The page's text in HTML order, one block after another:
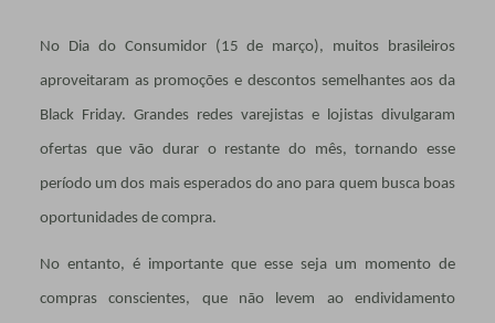
No Dia do Consumidor (15 de março), muitos brasileiros
aproveitaram as promoções e descontos semelhantes aos da
Black Friday. Grandes redes varejistas e lojistas divulgaram
ofertas que vão durar o restante do mês, tornando esse
período um dos mais esperados do ano para quem busca boas
oportunidades de compra.
No entanto, é importante que esse seja um momento de
compras conscientes, que não levem ao endividamento